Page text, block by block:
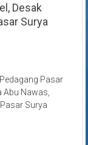
Desak
Surya
Pasar
Nawas,
Surya